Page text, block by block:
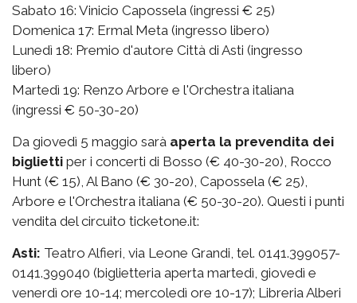
Sabato 16: Vinicio Capossela (ingressi € 25)
Domenica 17: Ermal Meta (ingresso libero)
Lunedì 18: Premio d'autore Città di Asti (ingresso
libero)
Martedì 19: Renzo Arbore e l'Orchestra italiana
(ingressi € 50-30-20)
Da giovedì 5 maggio sarà aperta la prevendita dei
biglietti per i concerti di Bosso (€ 40-30-20), Rocco
Hunt (€ 15), Al Bano (€ 30-20), Capossela (€ 25),
Arbore e l'Orchestra italiana (€ 50-30-20). Questi i punti
vendita del circuito ticketone.it:
Asti: Teatro Alfieri, via Leone Grandi, tel. 0141.399057-
0141.399040 (biglietteria aperta martedì, giovedì e
venerdì ore 10-14; mercoledì ore 10-17); Libreria Alberi